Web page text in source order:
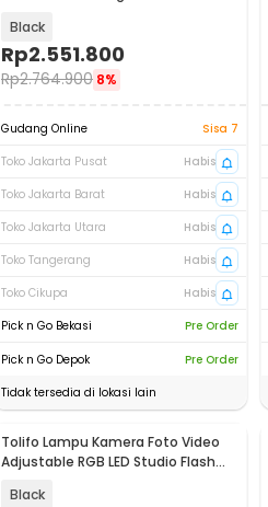
Black
Rp2.551.800
Rp2.764.900 8%
Gudang Online
Sisa 7
Toko Jakarta Pusat
Habis
Toko Jakarta Barat
Habis
Toko Jakarta Utara
Habis
Toko Tangerang
Habis
Toko Cikupa
Habis
Pick n Go Bekasi
Pre Order
Pick n Go Depok
Pre Order
Tidak tersedia di lokasi lain
Tolifo Lampu Kamera Foto Video
Adjustable RGB LED Studio Flash
Black